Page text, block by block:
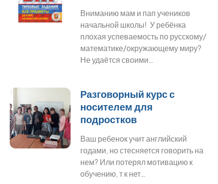
Вниманию мам и пап учеников
начальной школы! У ребёнка
плохая успеваемость по русскому/
математике/окружающему миру?
Не удаётся своими…
Разговорный курс с
носителем для
подростков
Ваш ребенок учит английский
годами, но стесняется говорить на
нем? Или потерял мотивацию к
обучению, т к нет…